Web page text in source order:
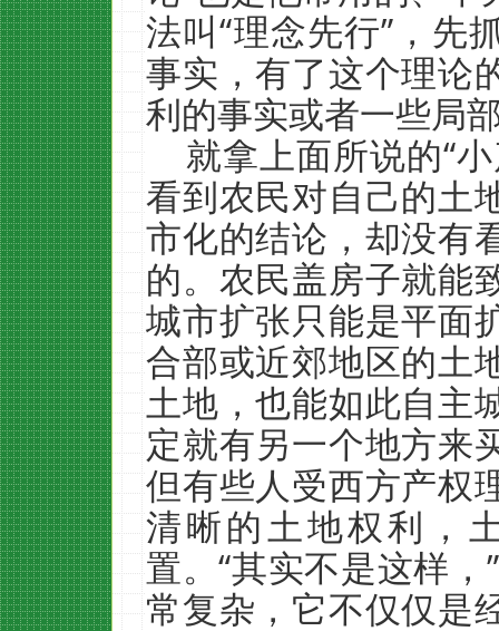
法叫“理念先行”，先
事实，有了这个理论
利的事实或者一些局
就拿上面所说的“
看到农民对自己的土
市化的结论，却没有
的。农民盖房子就能
城市扩张只能是平面
合部或近郊地区的土
土地，也能如此自主
定就有另一个地方来
但有些人受西方产权
清晰的土地权利，
置。“其实不是这样
常复杂，它不仅仅是